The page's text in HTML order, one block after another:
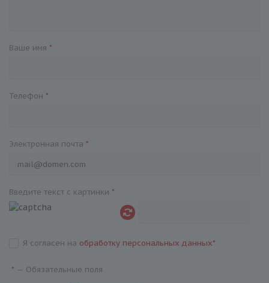
Ваше имя *
Телефон *
Электронная почта *
Введите текст с картинки *
Я согласен на обработку персональных данных*
* — Обязательные поля